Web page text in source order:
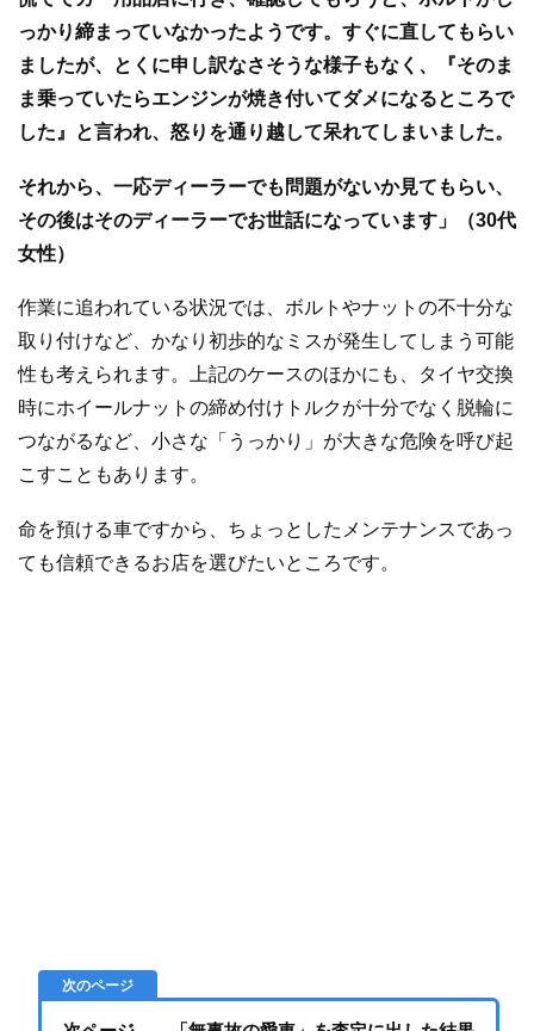
っかり締まっていなかったようです。すぐに直してもらい
ましたが、とくに申し訳なさそうな様子もなく、『そのま
ま乗っていたらエンジンが焼き付いてダメになるところで
した』と言われ、怒りを通り越して呆れてしまいました。
それから、一応ディーラーでも問題がないか見てもらい、
その後はそのディーラーでお世話になっています」（30代
女性）
作業に追われている状況では、ボルトやナットの不十分な
取り付けなど、かなり初歩的なミスが発生してしまう可能
性も考えられます。上記のケースのほかにも、タイヤ交換
時にホイールナットの締め付けトルクが十分でなく脱輪に
つながるなど、小さな「うっかり」が大きな危険を呼び起
こすこともあります。
命を預ける車ですから、ちょっとしたメンテナンスであっ
ても信頼できるお店を選びたいところです。